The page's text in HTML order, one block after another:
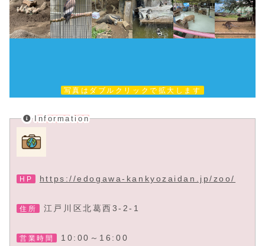
写真はダブルクリックで拡大します
Information
HP https://edogawa-kankyozaidan.jp/zoo/
住所 江戸川区北葛西3-2-1
営業時間 10:00～16:00